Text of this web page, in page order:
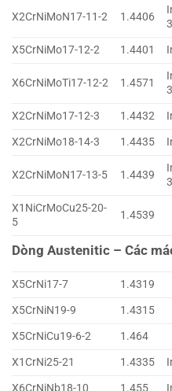
X2CrNiMoN17-11-2 1.4406
X5CrNiMo17-12-2 1.4401
X6CrNiMoTi17-12-2 1.4571
X2CrNiMo17-12-3 1.4432
X2CrNiMo18-14-3
1.4435
X2CrNiMoN17-13-5 1.4439
X1NiCrMoCu25-20-
5
1.4539
Dòng Austenitic – Các
X5CrNi17-7
1.4319
X5CrNiN19-9
1.4315
X5CrNiCu19-6-2
1.464
X1CrNi25-21
1.4335
X6CrNiNb18-10
1.455